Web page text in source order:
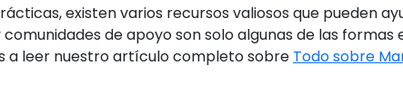
existen varios recursos valiosos que pueden
comunidades de apoyo son solo algunas de las
a leer nuestro artículo completo sobre Todo sobre